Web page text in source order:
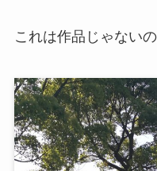
これは作品じゃない